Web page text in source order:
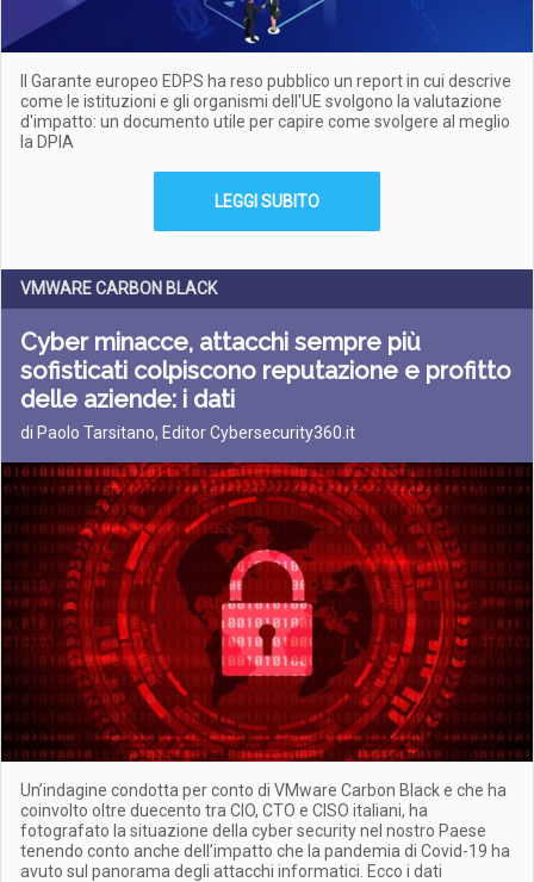
Il Garante europeo EDPS ha reso pubblico un report in cui descrive
come le istituzioni e gli organismi dell'UE svolgono la valutazione
d'impatto: un documento utile per capire come svolgere al meglio
la DPIA
LEGGI SUBITO
VMWARE CARBON BLACK
Cyber minacce, attacchi sempre più
sofisticati colpiscono reputazione e profitto
delle aziende: i dati
di Paolo Tarsitano, Editor Cybersecurity360.it
Un’indagine condotta per conto di VMware Carbon Black e che ha
coinvolto oltre duecento tra CIO, CTO e CISO italiani, ha
fotografato la situazione della cyber security nel nostro Paese
tenendo conto anche dell’impatto che la pandemia di Covid-19 ha
avuto sul panorama degli attacchi informatici. Ecco i dati